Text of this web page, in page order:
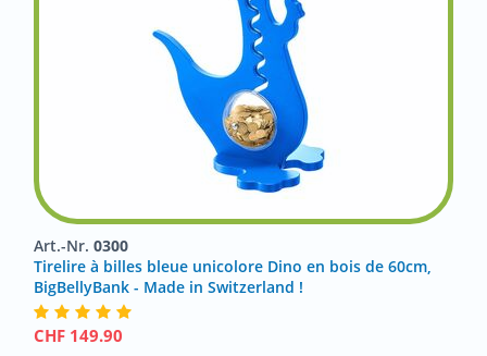
Art.-Nr. 0300
Tirelire à billes bleue unicolore Dino en bois de 60cm,
BigBellyBank - Made in Switzerland !
CHF 149.90